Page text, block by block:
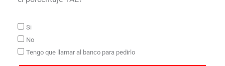
Si
No
Tengo que llamar al banco para pedirlo